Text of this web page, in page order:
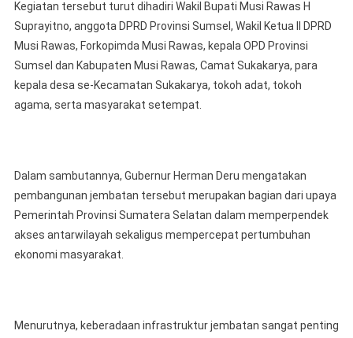
Kegiatan tersebut turut dihadiri Wakil Bupati Musi Rawas H
Suprayitno, anggota DPRD Provinsi Sumsel, Wakil Ketua II DPRD
Musi Rawas, Forkopimda Musi Rawas, kepala OPD Provinsi
Sumsel dan Kabupaten Musi Rawas, Camat Sukakarya, para
kepala desa se-Kecamatan Sukakarya, tokoh adat, tokoh
agama, serta masyarakat setempat.
‎Dalam sambutannya, Gubernur Herman Deru mengatakan
pembangunan jembatan tersebut merupakan bagian dari upaya
Pemerintah Provinsi Sumatera Selatan dalam memperpendek
akses antarwilayah sekaligus mempercepat pertumbuhan
ekonomi masyarakat.
‎Menurutnya, keberadaan infrastruktur jembatan sangat penting